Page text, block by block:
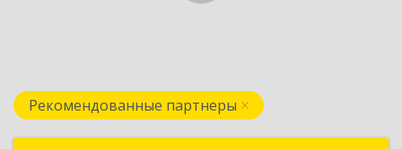
Рекомендованные партнеры